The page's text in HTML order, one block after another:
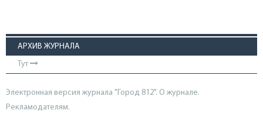
АРХИВ ЖУРНАЛА
Тут
Электронная версия журнала "Город 812". О журнале.
Рекламодателям.